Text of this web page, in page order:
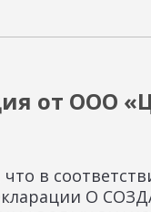
от ООО
в
О